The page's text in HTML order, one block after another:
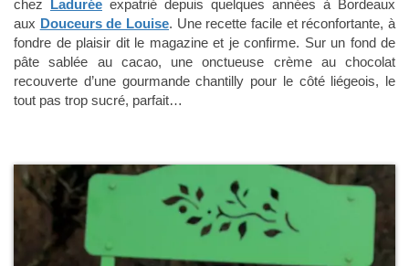
chez Ladurée expatrié depuis quelques années à Bordeaux
aux Douceurs de Louise. Une recette facile et réconfortante, à
fondre de plaisir dit le magazine et je confirme. Sur un fond de
pâte sablée au cacao, une onctueuse crème au chocolat
recouverte d’une gourmande chantilly pour le côté liégeois, le
tout pas trop sucré, parfait…